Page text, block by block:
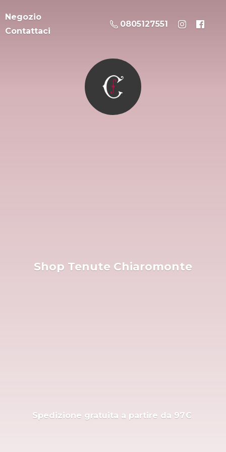
Negozio
Contattaci
0805127551
Shop Tenute Chiaromonte
Spedizione gratuita a partire da 97€